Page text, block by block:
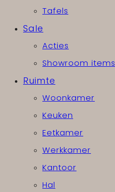
Tafels
Sale
Acties
Showroom items
Ruimte
Woonkamer
Keuken
Eetkamer
Werkkamer
Kantoor
Hal